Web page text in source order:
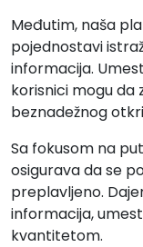
Međutim, naša
pojednostavi
informacija.
korisnici mogu da
beznadežnog
Sa fokusom na
osigurava da se
preplavljeno.
informacija,
kvantitetom.